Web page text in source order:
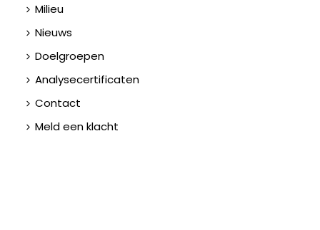
Milieu
Nieuws
Doelgroepen
Analysecertificaten
Contact
Meld een klacht